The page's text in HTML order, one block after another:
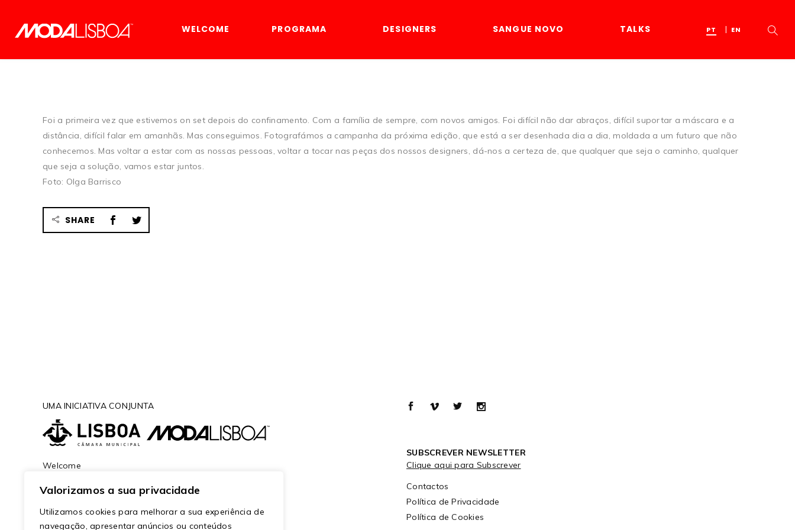
Valorizamos a sua privacidade
Utilizamos cookies para melhorar a sua experiência de
navegação, apresentar anúncios ou conteúdos
WELCOME PROGRAMA DESIGNERS SANGUE NOVO TALKS PT EN
Foi a primeira vez que estivemos on set depois do confinamento. Com a família de sempre, com novos amigos. Foi difícil não dar abraços, difícil suportar a máscara e a
distância, difícil falar em amanhãs. Mas conseguimos. Fotografámos a campanha da próxima edição, que está a ser desenhada dia a dia, moldada a um futuro que não
conhecemos. Mas voltar a estar com as nossas pessoas, voltar a tocar nas peças dos nossos designers, dá-nos a certeza de, que qualquer que seja o caminho, qualquer
que seja a solução, vamos estar juntos.
Foto: Olga Barrisco
SHARE
UMA INICIATIVA CONJUNTA
Welcome
Designers
Sangue Novo
Talks
SUBSCREVER NEWSLETTER
Clique aqui para Subscrever
Contactos
Política de Privacidade
Política de Cookies